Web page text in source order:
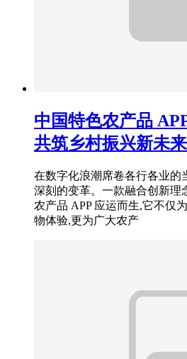
中国特色农产品
共筑乡村振兴新未来
在数字化浪潮席卷各行各业的
深刻的变革。一款融合创新理
农产品 APP 应运而生,它不仅
物体验,更为广大农产